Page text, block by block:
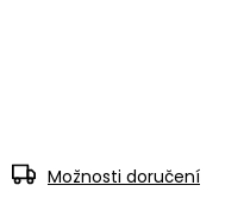
Možnosti doručení